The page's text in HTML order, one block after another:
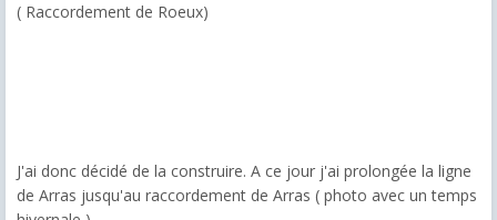
( Raccordement de Roeux)
J'ai donc décidé de la construire. A ce jour j'ai prolongée la ligne
de Arras jusqu'au raccordement de Arras ( photo avec un temps